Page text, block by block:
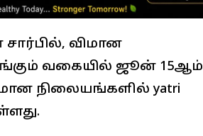
விமான
வகையில் ஜூன் 15ஆம்
நிலையங்களில் yatri